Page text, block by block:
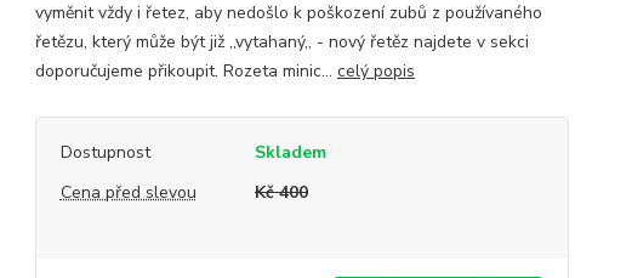
vyměnit vždy i řetez, aby nedošlo k poškození zubů z používaného
řetězu, který může být již ,,vytahaný,, - nový řetěz najdete v sekci
doporučujeme přikoupit. Rozeta minic... celý popis
Dostupnost
Skladem
Cena před slevou
Kč 400